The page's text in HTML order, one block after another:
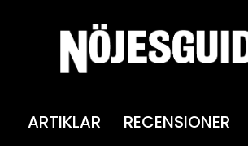
ARTIKLAR RECENSIONER